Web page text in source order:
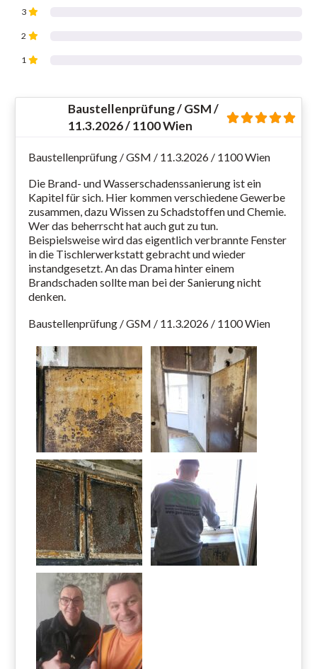
3
2
1
Baustellenprüfung / GSM /
11.3.2026 / 1100 Wien
Baustellenprüfung / GSM / 11.3.2026 / 1100 Wien
Die Brand- und Wasserschadenssanierung ist ein
Kapitel für sich. Hier kommen verschiedene Gewerbe
zusammen, dazu Wissen zu Schadstoffen und Chemie.
Wer das beherrscht hat auch gut zu tun.
Beispielsweise wird das eigentlich verbrannte Fenster
in die Tischlerwerkstatt gebracht und wieder
instandgesetzt. An das Drama hinter einem
Brandschaden sollte man bei der Sanierung nicht
denken.
Baustellenprüfung / GSM / 11.3.2026 / 1100 Wien